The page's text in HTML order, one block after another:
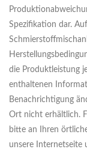
Spezifikation dar.
die Produktleistung
enthaltenen
Benachrichtigung
Ort nicht erhältlich.
bitte an Ihren
unsere Internetseite